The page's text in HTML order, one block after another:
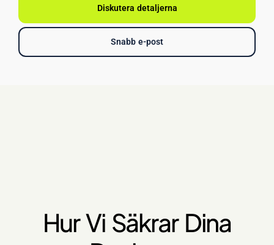
Diskutera detaljerna
Snabb e-post
Hur Vi Säkrar Dina